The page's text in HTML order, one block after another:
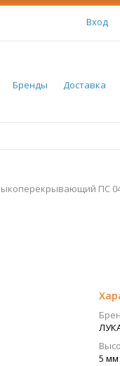
Вход
Бренды Доставка
ПС
5 мм